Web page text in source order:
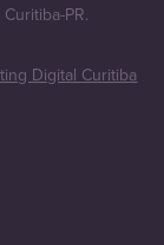
PR.
Digital Curitiba